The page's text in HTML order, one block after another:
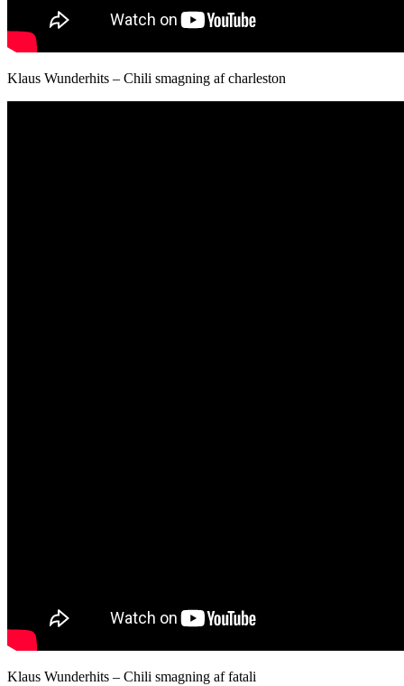
Klaus Wunderhits – Chili smagning af charleston
Klaus Wunderhits – Chili smagning af fatali